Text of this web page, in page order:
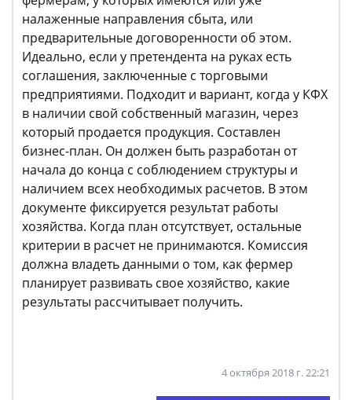
налаженные направления сбыта, или
предварительные договоренности об этом.
Идеально, если у претендента на руках есть
соглашения, заключенные с торговыми
предприятиями. Подходит и вариант, когда у КФХ
в наличии свой собственный магазин, через
который продается продукция. Составлен
бизнес-план. Он должен быть разработан от
начала до конца с соблюдением структуры и
наличием всех необходимых расчетов. В этом
документе фиксируется результат работы
хозяйства. Когда план отсутствует, остальные
критерии в расчет не принимаются. Комиссия
должна владеть данными о том, как фермер
планирует развивать свое хозяйство, какие
результаты рассчитывает получить.
4 октября 2018 г. 22:21